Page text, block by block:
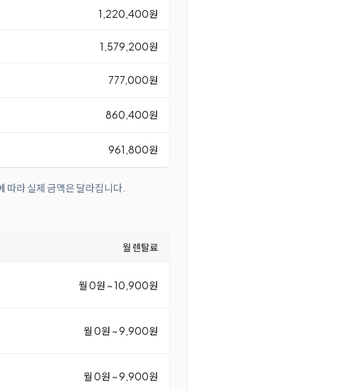
1,220,400원
1,579,200원
777,000원
860,400원
961,800원
따라 실제 금액은 달라집니다.
월 렌탈료
월 0원 ~ 10,900원
월 0원 ~ 9,900원
월 0원 ~ 9,900원